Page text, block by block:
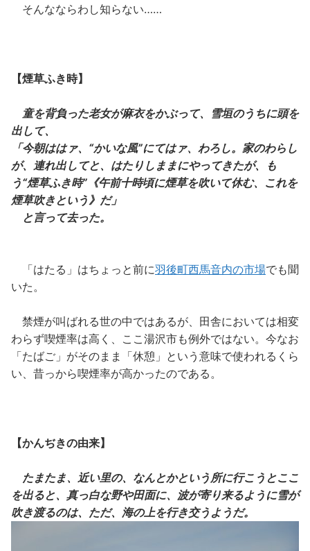
そんなならわし知らない……
【煙草ふき時】
童を背負った老女が麻衣をかぶって、雪垣のうちに頭を
出して、
「今朝ははァ、“かいな風”にてはァ、わろし。家のわらし
が、連れ出してと、はたりしままにやってきたが、も
う“煙草ふき時”《午前十時頃に煙草を吹いて休む、これを
煙草吹きという》だ」
と言って去った。
「はたる」はちょっと前に羽後町西馬音内の市場でも聞
いた。
禁煙が叫ばれる世の中ではあるが、田舎においては相変
わらず喫煙率は高く、ここ湯沢市も例外ではない。今なお
「たばご」がそのまま「休憩」という意味で使われるくら
い、昔っから喫煙率が高かったのである。
【かんぢきの由来】
たまたま、近い里の、なんとかという所に行こうとここ
を出ると、真っ白な野や田面に、波が寄り来るように雪が
吹き渡るのは、ただ、海の上を行き交うようだ。